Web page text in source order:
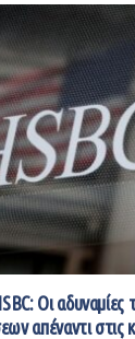
Οι αδυναμίες
απέναντι στις